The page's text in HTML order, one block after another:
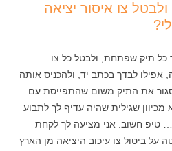
ולבטל צו איסור יציאה
כל תיק שפתחת, ולבטל כל צו
לבדך בכתב יד, ולהכניס אותה
את התיק משום שהתפייסת עם
שגילית שהיה עדיף לך לתבוע
טיפ חשוב: אני מציעה לך לקחת
על ביטול צו עיכוב היציאה מן הארץ